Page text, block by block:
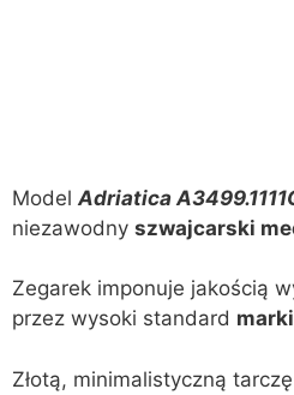
Model Adriatica
niezawodny szwajcarski
Zegarek imponuje jakością
przez wysoki standard
Złotą, minimalistyczną